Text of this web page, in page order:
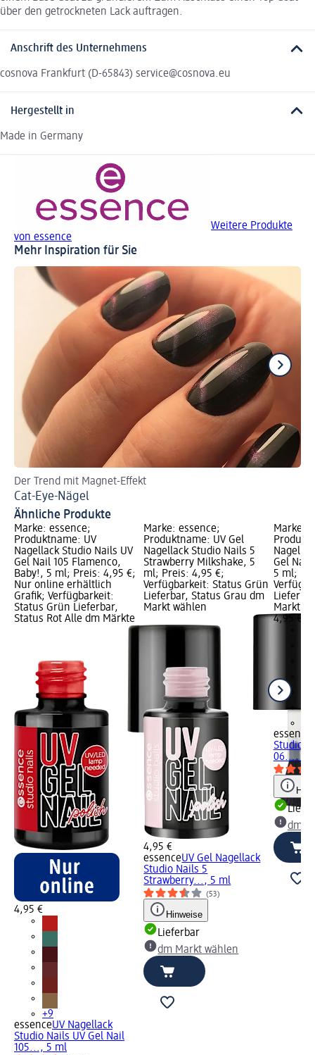
über den getrockneten Lack auftragen.
Anschrift des Unternehmens
cosnova Frankfurt (D-65843) service@cosnova.eu
Hergestellt in
Made in Germany
Weitere Produkte
von essence
Mehr Inspiration für Sie
Der Trend mit Magnet-Effekt
Cat-Eye-Nägel
Ähnliche Produkte
Marke: essence;
Produktname: UV
Nagellack Studio Nails UV
Gel Nail 105 Flamenco,
Baby!, 5 ml; Preis: 4,95 €;
Nur online erhältlich
Grafik; Verfügbarkeit:
Status Grün Lieferbar,
Status Rot Alle dm Märkte
4,95 €
+9
essenceUV Nagellack
Studio Nails UV Gel Nail
105..., 5 ml
Marke: essence;
Produktname: UV Gel
Nagellack Studio Nails 5
Strawberry Milkshake, 5
ml; Preis: 4,95 €;
Verfügbarkeit: Status Grün
Lieferbar, Status Grau dm
Markt wählen
4,95 €
essenceUV Gel Nagellack
Studio Nails 5
Strawberry..., 5 ml
(53)
Hinweise
Lieferbar
dm Markt wählen
Marke:
Gel Nail
5 ml;
Markt
4,95 €
essence
Studio
06..., 5
dm